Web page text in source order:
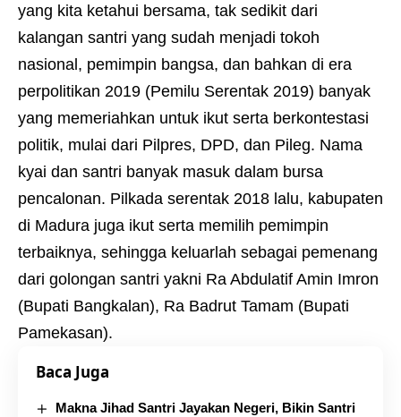
yang kita ketahui bersama, tak sedikit dari
kalangan santri yang sudah menjadi tokoh
nasional, pemimpin bangsa, dan bahkan di era
perpolitikan 2019 (Pemilu Serentak 2019) banyak
yang memeriahkan untuk ikut serta berkontestasi
politik, mulai dari Pilpres, DPD, dan Pileg. Nama
kyai dan santri banyak masuk dalam bursa
pencalonan. Pilkada serentak 2018 lalu, kabupaten
di Madura juga ikut serta memilih pemimpin
terbaiknya, sehingga keluarlah sebagai pemenang
dari golongan santri yakni Ra Abdulatif Amin Imron
(Bupati Bangkalan), Ra Badrut Tamam (Bupati
Pamekasan).
Baca Juga
Makna Jihad Santri Jayakan Negeri, Bikin Santri